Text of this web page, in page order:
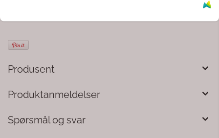
Produsent
Produktanmeldelser
Spørsmål og svar